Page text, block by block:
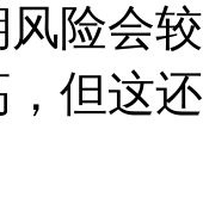
险会
但这